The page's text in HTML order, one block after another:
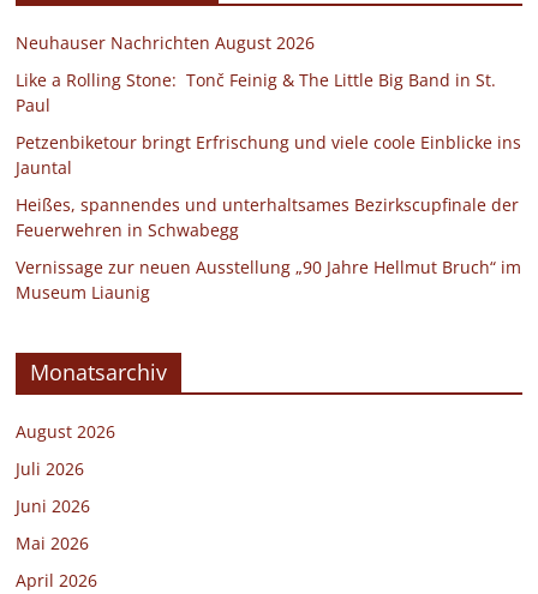
Neuhauser Nachrichten August 2026
Like a Rolling Stone: Tonč Feinig & The Little Big Band in St.
Paul
Petzenbiketour bringt Erfrischung und viele coole Einblicke ins
Jauntal
Heißes, spannendes und unterhaltsames Bezirkscupfinale der
Feuerwehren in Schwabegg
Vernissage zur neuen Ausstellung „90 Jahre Hellmut Bruch“ im
Museum Liaunig
Monatsarchiv
August 2026
Juli 2026
Juni 2026
Mai 2026
April 2026